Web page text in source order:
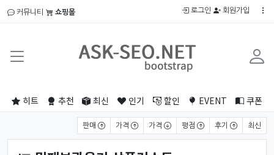
커뮤니티 쇼핑몰 로그인 회원가입
히트 추천 최신 인기 할인 EVENT 쿠폰
판매 가격 가격 평점 후기 최신